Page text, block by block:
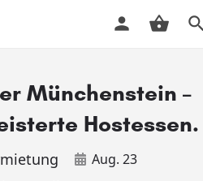
Münchenstein –
Hostessen.
Aug. 23